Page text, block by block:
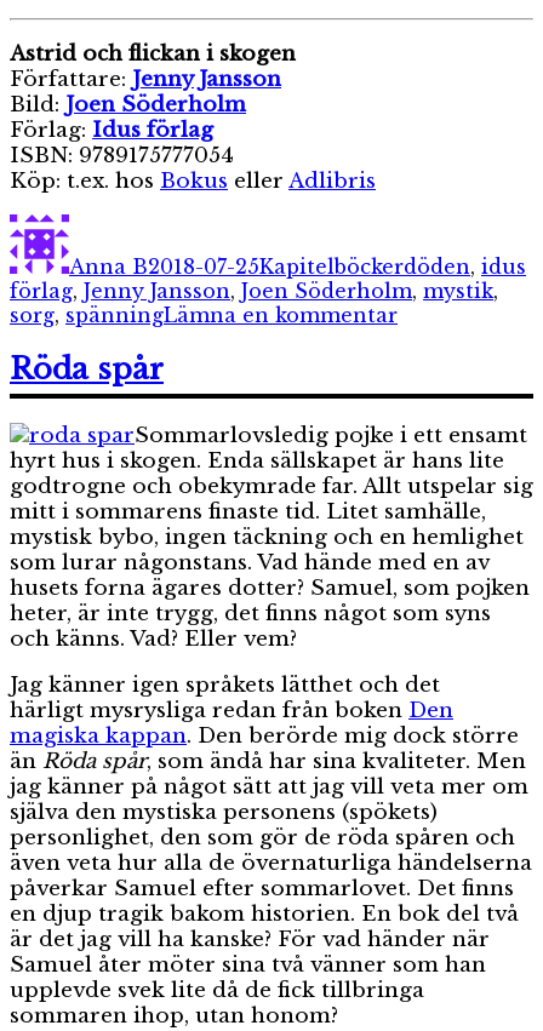
Astrid och flickan i skogen
Författare:Jenny Jansson
Bild:Joen Söderholm
Förlag: Idus förlag
ISBN: 9789175777054
Köp: t.ex. hos Bokus eller Adlibris
Författare
Anna B2018-07-25Kapitelböckerdöden, idus
förlag, Jenny Jansson, Joen Söderholm, mystik,
sorg, spänningLämna en kommentartill
skogen
Röda spår
Sommarlovsledig pojke i ett ensamt
hyrt hus i skogen. Enda sällskapet är hans lite
godtrogne och obekymrade far. Allt utspelar sig
mitt i sommarens finaste tid. Litet samhälle,
mystisk bybo, ingen täckning och en hemlighet
som lurar någonstans. Vad hände med en av
husets forna ägares dotter? Samuel, som pojken
heter, är inte trygg, det finns något som syns
och känns. Vad? Eller vem?
Jag känner igen språkets lätthet och det
härligt mysrysliga redan från boken Den
magiska kappan. Den berörde mig dock större
än Röda spår, som ändå har sina kvaliteter. Men
jag känner på något sätt att jag vill veta mer om
själva den mystiska personens (spökets)
personlighet, den som gör de röda spåren och
även veta hur alla de övernaturliga händelserna
påverkar Samuel efter sommarlovet. Det finns
en djup tragik bakom historien. En bok del två
är det jag vill ha kanske? För vad händer när
Samuel åter möter sina två vänner som han
upplevde svek lite då de fick tillbringa
sommaren ihop, utan honom?